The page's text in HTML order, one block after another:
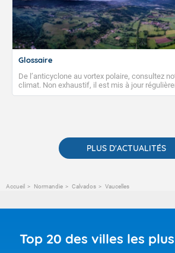
Glossaire
De l’anticyclone au vortex polaire, consultez
climat. Non exhaustif, il est mis à jour
publications. Vous y trouverez également des
PLUS D'ACTUALITÉS
Accueil Normandie Calvados Vaucelles
Top 20 des villes les